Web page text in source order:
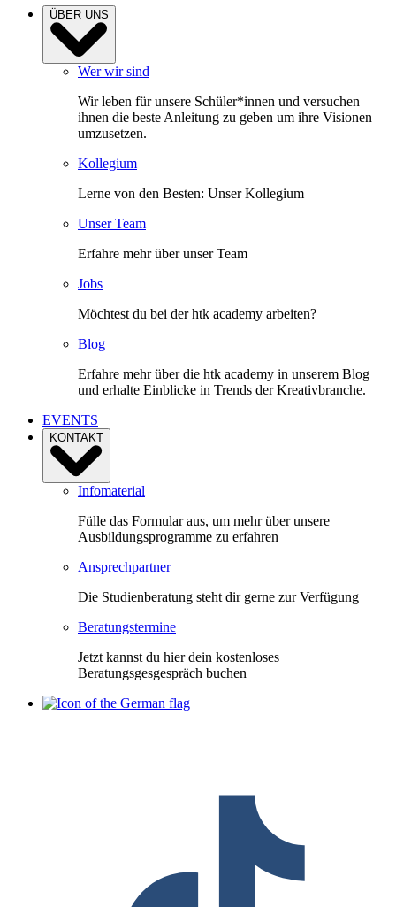
ÜBER UNS
Wer wir sind
Wir leben für unsere Schüler*innen und versuchen
ihnen die beste Anleitung zu geben um ihre Visionen
umzusetzen.
Kollegium
Lerne von den Besten: Unser Kollegium
Unser Team
Erfahre mehr über unser Team
Jobs
Möchtest du bei der htk academy arbeiten?
Blog
Erfahre mehr über die htk academy in unserem Blog
und erhalte Einblicke in Trends der Kreativbranche.
EVENTS
KONTAKT
Infomaterial
Fülle das Formular aus, um mehr über unsere
Ausbildungsprogramme zu erfahren
Ansprechpartner
Die Studienberatung steht dir gerne zur Verfügung
Beratungstermine
Jetzt kannst du hier dein kostenloses
Beratungsgesgespräch buchen